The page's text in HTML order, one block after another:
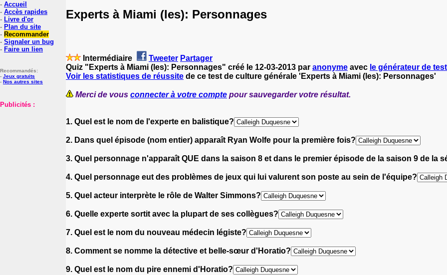
- Accueil
- Accès rapides
- Livre d'or
- Plan du site
- Recommander
- Signaler un bug
- Faire un lien
Recommandés:
- Jeux gratuits
- Nos autres sites
Publicités :
Experts à Miami (les): Personnages
Intermédiaire Tweeter Partager
Quiz "Experts à Miami (les): Personnages" créé le 12-03-2013 par anonyme avec le générateur de
Voir les statistiques de réussite de ce test de culture générale 'Experts à Miami (les): Personnages'
Merci de vous connecter à votre compte pour sauvegarder votre résultat.
1. Quel est le nom de l'experte en balistique?
2. Dans quel épisode (nom entier) apparaît Ryan Wolfe pour la première fois?
3. Quel personnage n'apparaît QUE dans la saison 8 et dans le premier épisode de la saison 9 de la
4. Quel personnage eut des problèmes de jeux qui lui valurent son poste au sein de l'équipe?
5. Quel acteur interprète le rôle de Walter Simmons?
6. Quelle experte sortit avec la plupart de ses collègues?
7. Quel est le nom du nouveau médecin légiste?
8. Comment se nomme la détective et belle-sœur d'Horatio?
9. Quel est le nom du pire ennemi d'Horatio?